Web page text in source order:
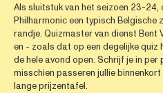
Als sluitstuk van het seizoen 23-24,
Philharmonic een typisch Belgische
randje. Quizmaster van dienst Bent
en - zoals dat op een degelijke
de hele avond open. Schrijf je in per
misschien passeren jullie
lange prijzentafel.